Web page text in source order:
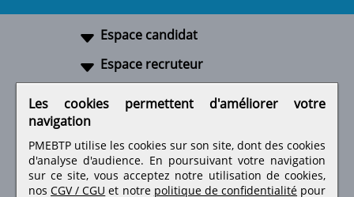
Espace candidat
Espace recruteur
Les cookies permettent d'améliorer votre
navigation
PMEBTP utilise les cookies sur son site, dont des cookies
d'analyse d'audience. En poursuivant votre navigation
sur ce site, vous acceptez notre utilisation de cookies,
nos CGV / CGU et notre politique de confidentialité pour